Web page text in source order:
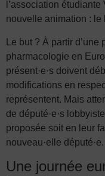
l’association
nouvelle animation : le
Le but ? À partir
pharmacologie en
présent·e·s doivent
modifications en
représentent. Mais
de député·e·s
proposée soit en leur
nouveau·elle
Une journée